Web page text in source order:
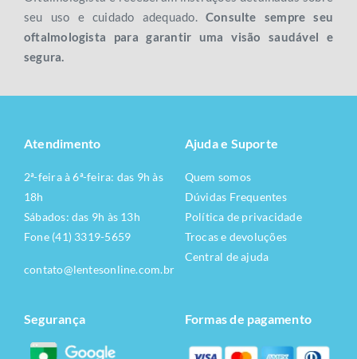
seu uso e cuidado adequado. Consulte sempre seu
oftalmologista para garantir uma visão saudável e
segura.
Atendimento
2ª-feira à 6ª-feira: das 9h às
18h
Sábados: das 9h às 13h
Fone (41) 3319-5659
contato@lentesonline.com.br
Ajuda e Suporte
Quem somos
Dúvidas Frequentes
Política de privacidade
Trocas e devoluções
Central de ajuda
Segurança Formas de pagamento